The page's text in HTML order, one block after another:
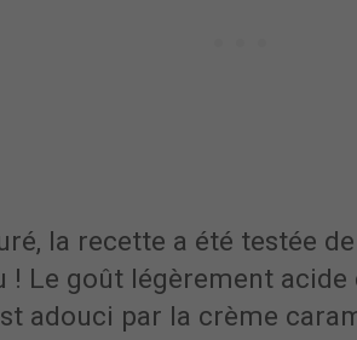
la recette a été testée
! Le goût légèrement
adouci par la crème